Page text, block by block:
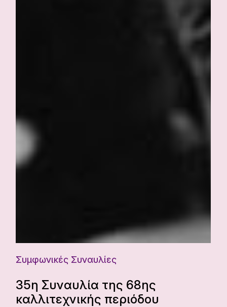
Συμφωνικές Συναυλίες
35η Συναυλία της 68ης
καλλιτεχνικής περιόδου